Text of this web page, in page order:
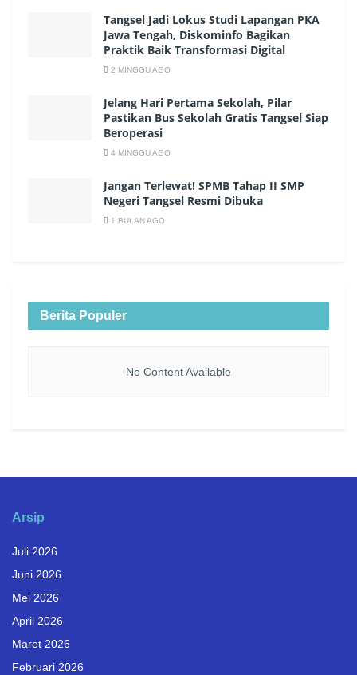
Tangsel Jadi Lokus Studi Lapangan PKA
Jawa Tengah, Diskominfo Bagikan
Praktik Baik Transformasi Digital
2 MINGGU AGO
Jelang Hari Pertama Sekolah, Pilar
Pastikan Bus Sekolah Gratis Tangsel Siap
Beroperasi
4 MINGGU AGO
Jangan Terlewat! SPMB Tahap II SMP
Negeri Tangsel Resmi Dibuka
1 BULAN AGO
Berita Populer
No Content Available
Arsip
Juli 2026
Juni 2026
Mei 2026
April 2026
Maret 2026
Februari 2026